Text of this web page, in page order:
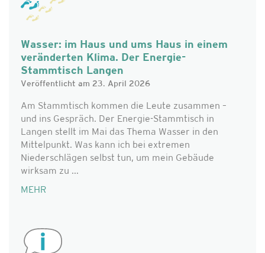
Wasser: im Haus und ums Haus in einem
veränderten Klima. Der Energie-
Stammtisch Langen
Veröffentlicht am 23. April 2026
Am Stammtisch kommen die Leute zusammen –
und ins Gespräch. Der Energie-Stammtisch in
Langen stellt im Mai das Thema Wasser in den
Mittelpunkt. Was kann ich bei extremen
Niederschlägen selbst tun, um mein Gebäude
wirksam zu ...
MEHR